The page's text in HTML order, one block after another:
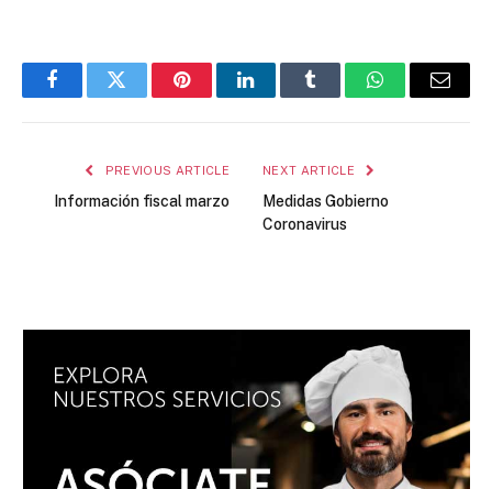
FacebookTwitter PinterestLinkedInTumblr WhatsAppEmail
PREVIOUS ARTICLE
Información fiscal marzo
NEXT ARTICLE
Medidas Gobierno
Coronavirus